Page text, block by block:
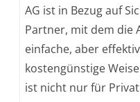
AG ist in Bezug auf
Partner, mit dem die
einfache, aber
kostengünstige
ist nicht nur für